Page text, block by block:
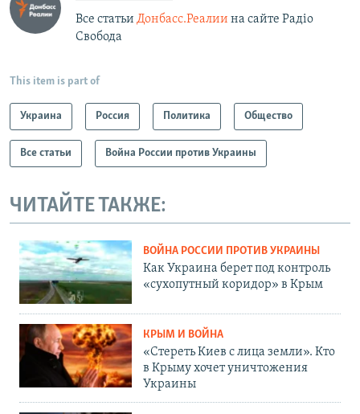
Все статьи Донбасс.Реалии на сайте Радіо
Свобода
This item is part of
Украина Россия Политика Общество
Все статьи Война России против Украины
ЧИТАЙТЕ ТАКЖЕ:
ВОЙНА РОССИИ ПРОТИВ УКРАИНЫ
Как Украина берет под контроль
«сухопутный коридор» в Крым
КРЫМ И ВОЙНА
«Стереть Киев с лица земли». Кто
в Крыму хочет уничтожения
Украины